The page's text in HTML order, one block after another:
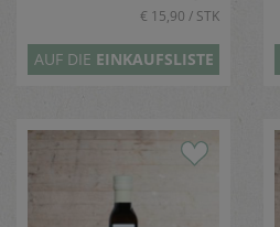
€ 15,90 / STK
AUF DIE EINKAUFSLISTE